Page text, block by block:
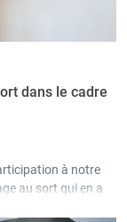
dans le cadre
à notre
au sort qui en a